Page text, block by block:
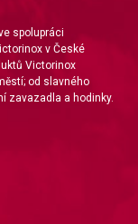
spolupráci
v České
Victorinox
od slavného
zavazadla a hodinky.